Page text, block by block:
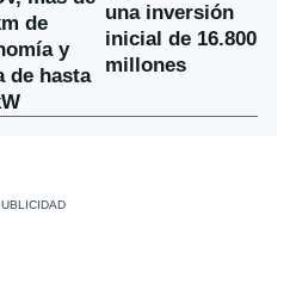
de
y
de hasta
una inversión
inicial de 16.800
millones